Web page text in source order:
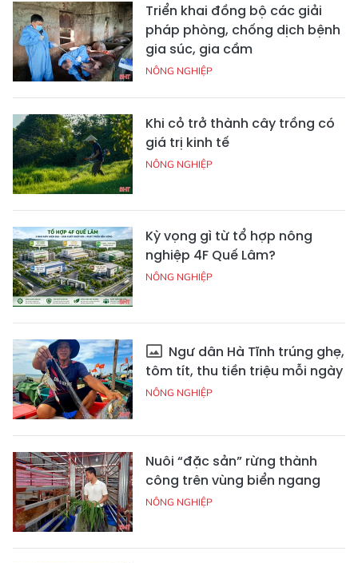
Triển khai đồng bộ các giải
pháp phòng, chống dịch bệnh
gia súc, gia cầm
NÔNG NGHIỆP
Khi cỏ trở thành cây trồng có
giá trị kinh tế
NÔNG NGHIỆP
Kỳ vọng gì từ tổ hợp nông
nghiệp 4F Quế Lâm?
NÔNG NGHIỆP
Ngư dân Hà Tĩnh trúng ghẹ,
tôm tít, thu tiền triệu mỗi ngày
NÔNG NGHIỆP
Nuôi “đặc sản” rừng thành
công trên vùng biển ngang
NÔNG NGHIỆP